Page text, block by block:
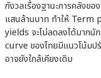
กังวลเรื่องฐานะการคลังข
แสนล้านบาท ทำให้
yields จะไม่ลดลงได้มาก
curve ของไทยมีแนวโน้มป
อาจยังใกล้เคียงเดิม